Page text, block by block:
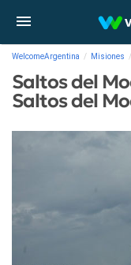
WelcomeArgentina Misiones
Saltos del
Saltos del